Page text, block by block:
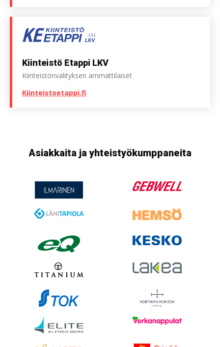
Kiinteistö Etappi LKV
Kiinteistön­välityksen ammatti­laiset
Kiinteistoetappi.fi
Asiakkaita ja yhteistyökumppaneita